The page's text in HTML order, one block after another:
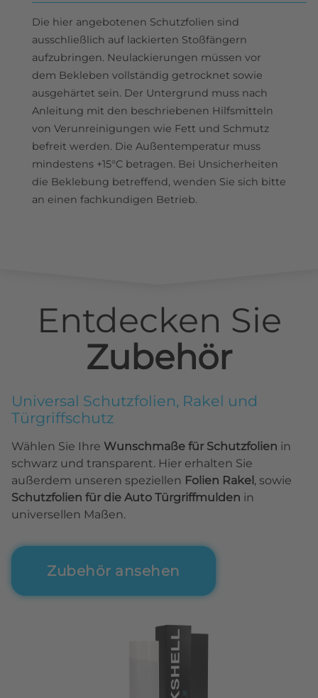
Die hier angebotenen Schutzfolien sind
ausschließlich auf lackierten Stoßfängern
aufzubringen. Neulackierungen müssen vor
dem Bekleben vollständig getrocknet sowie
ausgehärtet sein. Der Untergrund muss nach
Anleitung mit den beschriebenen Hilfsmitteln
von Verunreinigungen wie Fett und Schmutz
befreit werden. Die Außentemperatur muss
mindestens +15°C betragen. Bei Unsicherheiten
die Beklebung betreffend, wenden Sie sich bitte
an einen fachkundigen Betrieb.
Entdecken Sie
Zubehör
Universal Schutzfolien, Rakel und
Türgriffschutz
Wählen Sie Ihre Wunschmaße für Schutzfolien in
schwarz und transparent. Hier erhalten Sie
außerdem unseren speziellen Folien Rakel, sowie
Schutzfolien für die Auto Türgriffmulden in
universellen Maßen.
Zubehör ansehen